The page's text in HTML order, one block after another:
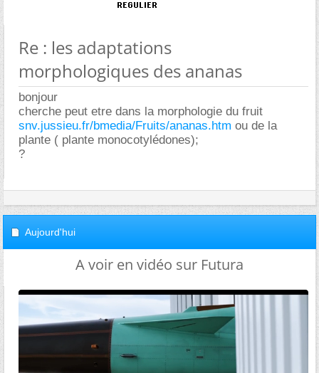
Re : les adaptations
morphologiques des ananas
bonjour
cherche peut etre dans la morphologie du fruit
snv.jussieu.fr/bmedia/Fruits/ananas.htm ou de la
plante ( plante monocotylédones);
?
Aujourd'hui
A voir en vidéo sur Futura